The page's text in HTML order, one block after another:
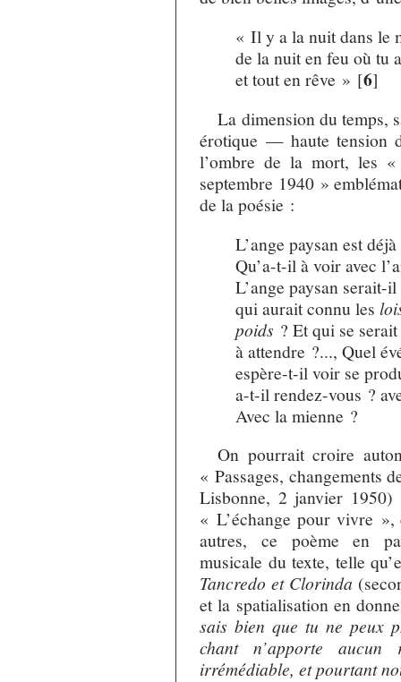
« Il y a la nuit dans le
de la nuit en feu où tu
et tout en rêve » [6]
La dimension du temps,
érotique — haute tension
l’ombre de la mort, les
septembre 1940 »
de la poésie :
L’ange paysan est
Qu’a-t-il à voir avec
L’ange paysan serait-
qui aurait connu les
poids ? Et qui se
à attendre ?..., Quel
espère-t-il voir se
a-t-il rendez-vous ?
Avec la mienne ?
On pourrait croire
« Passages, changements
Lisbonne, 2 janvier
« L’échange pour vivre »,
autres, ce poème en
musicale du texte, telle
Tancredo et Clorinda
et la spatialisation en
sais bien que tu ne peux
chant n’apporte aucun
irrémédiable, et pourtant